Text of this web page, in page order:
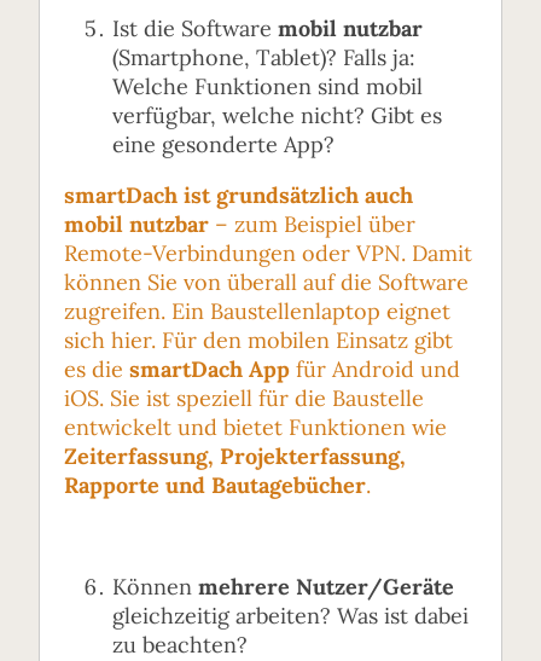
Ist die Software mobil nutzbar
(Smartphone, Tablet)? Falls ja:
Welche Funktionen sind mobil
verfügbar, welche nicht? Gibt es
eine gesonderte App?
smartDach ist grundsätzlich auch
mobil nutzbar – zum Beispiel über
Remote-Verbindungen oder VPN. Damit
können Sie von überall auf die Software
zugreifen. Ein Baustellenlaptop eignet
sich hier. Für den mobilen Einsatz gibt
es die smartDach App für Android und
iOS. Sie ist speziell für die Baustelle
entwickelt und bietet Funktionen wie
Zeiterfassung, Projekterfassung,
Rapporte und Bautagebücher.
Können mehrere Nutzer/Geräte
gleichzeitig arbeiten? Was ist dabei
zu beachten?